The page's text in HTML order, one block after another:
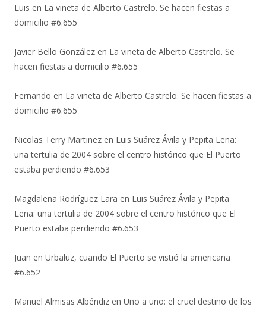
Luis en La viñeta de Alberto Castrelo. Se hacen fiestas a
domicilio #6.655
Javier Bello González en La viñeta de Alberto Castrelo. Se
hacen fiestas a domicilio #6.655
Fernando en La viñeta de Alberto Castrelo. Se hacen fiestas a
domicilio #6.655
Nicolas Terry Martinez en Luis Suárez Ávila y Pepita Lena:
una tertulia de 2004 sobre el centro histórico que El Puerto
estaba perdiendo #6.653
Magdalena Rodríguez Lara en Luis Suárez Ávila y Pepita
Lena: una tertulia de 2004 sobre el centro histórico que El
Puerto estaba perdiendo #6.653
Juan en Urbaluz, cuando El Puerto se vistió la americana
#6.652
Manuel Almisas Albéndiz en Uno a uno: el cruel destino de los